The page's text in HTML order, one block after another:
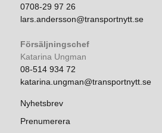
0708-29 97 26
lars.andersson@transportnytt.se
Försäljningschef
Katarina Ungman
08-514 934 72
katarina.ungman@transportnytt.se
Nyhetsbrev
Prenumerera